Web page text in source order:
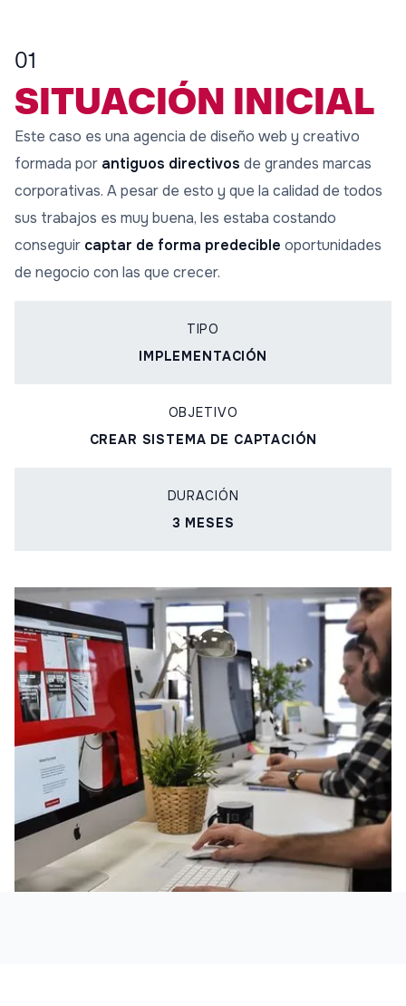
01
SITUACIÓN INICIAL
Este caso es una agencia de diseño web y creativo
formada por antiguos directivos de grandes marcas
corporativas. A pesar de esto y que la calidad de todos
sus trabajos es muy buena, les estaba costando
conseguir captar de forma predecible oportunidades
de negocio con las que crecer.
TIPO
IMPLEMENTACIÓN
OBJETIVO
CREAR SISTEMA DE CAPTACIÓN
DURACIÓN
3 MESES